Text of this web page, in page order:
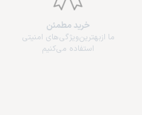
خرید مطمئن
ما از‌بهترین‌ویژگی‌های امنیتی
استفاده می‌کنیم